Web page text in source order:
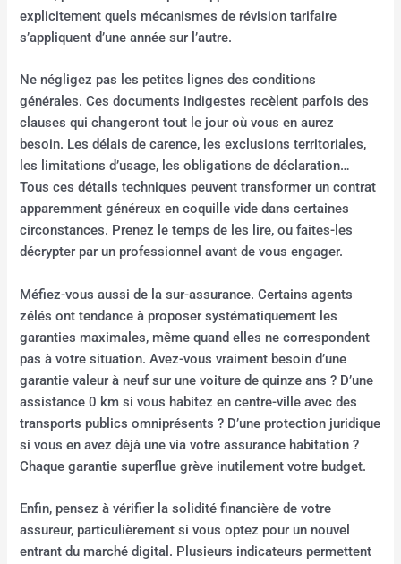
explicitement quels mécanismes de révision tarifaire
s’appliquent d’une année sur l’autre.
Ne négligez pas les petites lignes des conditions
générales. Ces documents indigestes recèlent parfois des
clauses qui changeront tout le jour où vous en aurez
besoin. Les délais de carence, les exclusions territoriales,
les limitations d’usage, les obligations de déclaration…
Tous ces détails techniques peuvent transformer un contrat
apparemment généreux en coquille vide dans certaines
circonstances. Prenez le temps de les lire, ou faites-les
décrypter par un professionnel avant de vous engager.
Méfiez-vous aussi de la sur-assurance. Certains agents
zélés ont tendance à proposer systématiquement les
garanties maximales, même quand elles ne correspondent
pas à votre situation. Avez-vous vraiment besoin d’une
garantie valeur à neuf sur une voiture de quinze ans ? D’une
assistance 0 km si vous habitez en centre-ville avec des
transports publics omniprésents ? D’une protection juridique
si vous en avez déjà une via votre assurance habitation ?
Chaque garantie superflue grève inutilement votre budget.
Enfin, pensez à vérifier la solidité financière de votre
assureur, particulièrement si vous optez pour un nouvel
entrant du marché digital. Plusieurs indicateurs permettent